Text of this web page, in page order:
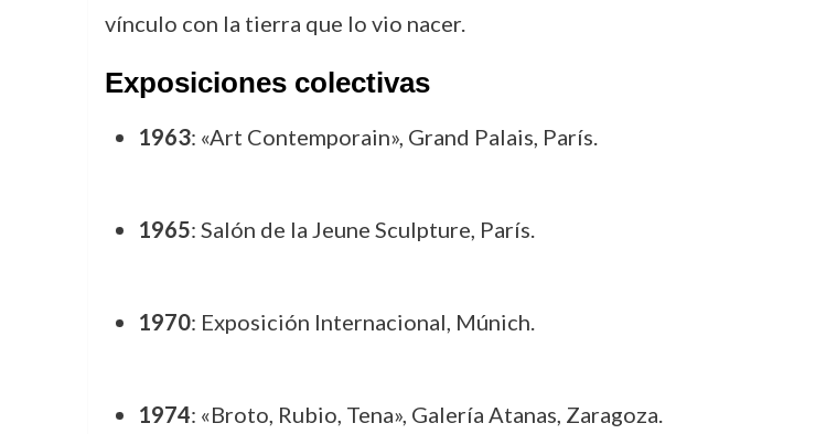
vínculo con la tierra que lo vio nacer.
Exposiciones colectivas
1963: «Art Contemporain», Grand Palais, París.
1965: Salón de la Jeune Sculpture, París.
1970: Exposición Internacional, Múnich.
1974: «Broto, Rubio, Tena», Galería Atanas, Zaragoza.